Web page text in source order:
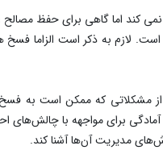
کند اما گاهی برای حفظ
کودک به فرزندخواندگی رفتند و ۶۰ حکم فسخ ثبت
مشکلاتی که ممکن است به فسخ
برای مواجهه با چالش‌های
مدیریت آن‌ها آشنا کند.